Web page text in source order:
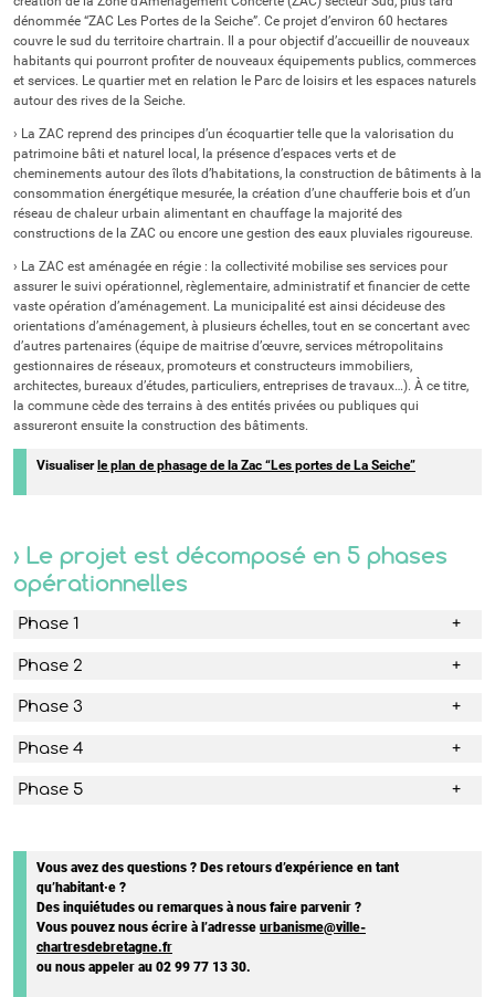
dénommée “ZAC Les Portes de la Seiche”. Ce projet d’environ 60 hectares
couvre le sud du territoire chartrain. Il a pour objectif d’accueillir de nouveaux
habitants qui pourront profiter de nouveaux équipements publics, commerces
et services. Le quartier met en relation le Parc de loisirs et les espaces naturels
autour des rives de la Seiche.
› La ZAC reprend des principes d’un écoquartier telle que la valorisation du
patrimoine bâti et naturel local, la présence d’espaces verts et de
cheminements autour des îlots d’habitations, la construction de bâtiments à la
consommation énergétique mesurée, la création d’une chaufferie bois et d’un
réseau de chaleur urbain alimentant en chauffage la majorité des
constructions de la ZAC ou encore une gestion des eaux pluviales rigoureuse.
› La ZAC est aménagée en régie : la collectivité mobilise ses services pour
assurer le suivi opérationnel, règlementaire, administratif et financier de cette
vaste opération d’aménagement. La municipalité est ainsi décideuse des
orientations d’aménagement, à plusieurs échelles, tout en se concertant avec
d’autres partenaires (équipe de maitrise d’œuvre, services métropolitains
gestionnaires de réseaux, promoteurs et constructeurs immobiliers,
architectes, bureaux d’études, particuliers, entreprises de travaux…). À ce titre,
la commune cède des terrains à des entités privées ou publiques qui
assureront ensuite la construction des bâtiments.
Visualiser le plan de phasage de la Zac “Les portes de La Seiche”
› Le projet est décomposé en 5 phases
opérationnelles
Phase 1
Phase 2
Phase 3
Phase 4
Phase 5
Vous avez des questions ? Des retours d’expérience en tant
qu’habitant·e ?
Des inquiétudes ou remarques à nous faire parvenir ?
Vous pouvez nous écrire à l’adresse urbanisme@ville-
chartresdebretagne.fr
ou nous appeler au 02 99 77 13 30.